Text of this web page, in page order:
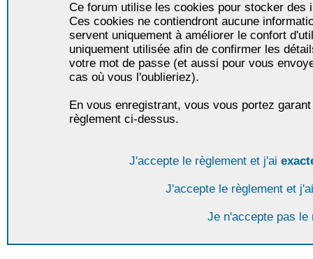
Ce forum utilise les cookies pour stocker des
Ces cookies ne contiendront aucune
servent uniquement à améliorer le confort
uniquement utilisée afin de confirmer les
votre mot de passe (et aussi pour vous
cas où vous l'oublieriez).
En vous enregistrant, vous vous portez
règlement ci-dessus.
J'accepte le règlement et j'ai
J'accepte le règlement et
Je n'accepte pas le